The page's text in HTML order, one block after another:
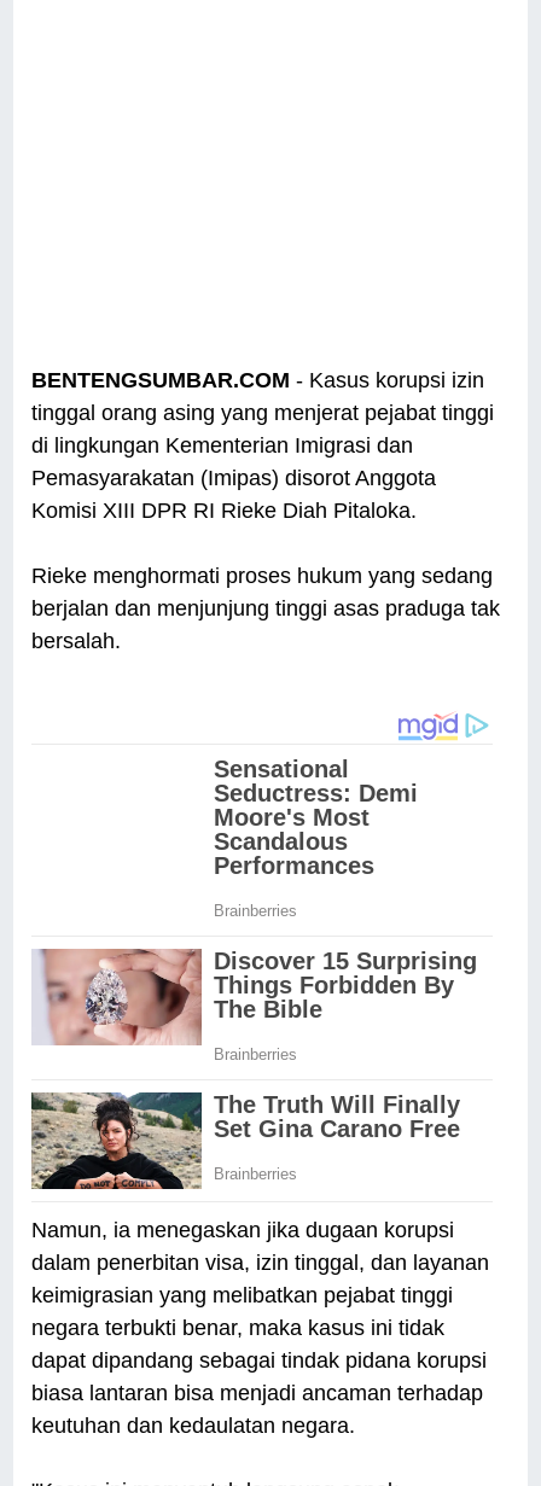
BENTENGSUMBAR.COM - Kasus korupsi izin
tinggal orang asing yang menjerat pejabat tinggi
di lingkungan Kementerian Imigrasi dan
Pemasyarakatan (Imipas) disorot Anggota
Komisi XIII DPR RI Rieke Diah Pitaloka.
Rieke menghormati proses hukum yang sedang
berjalan dan menjunjung tinggi asas praduga tak
bersalah.
Namun, ia menegaskan jika dugaan korupsi
dalam penerbitan visa, izin tinggal, dan layanan
keimigrasian yang melibatkan pejabat tinggi
negara terbukti benar, maka kasus ini tidak
dapat dipandang sebagai tindak pidana korupsi
biasa lantaran bisa menjadi ancaman terhadap
keutuhan dan kedaulatan negara.